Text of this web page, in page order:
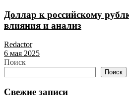
Доллар к российскому
влияния и анализ
Redactor
6 мая 2025
Поиск
Поиск
Свежие записи